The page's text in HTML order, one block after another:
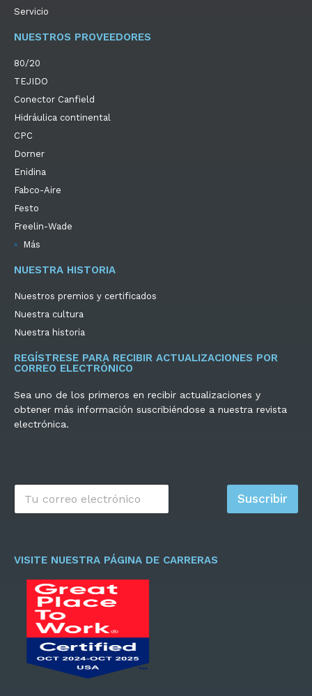
Servicio
NUESTROS PROVEEDORES
80/20
TEJIDO
Conector Canfield
Hidráulica continental
CPC
Dorner
Enidina
Fabco-Aire
Festo
Freelin-Wade
Más
NUESTRA HISTORIA
Nuestros premios y certificados
Nuestra cultura
Nuestra historia
REGÍSTRESE PARA RECIBIR ACTUALIZACIONES POR
CORREO ELECTRÓNICO
Sea uno de los primeros en recibir actualizaciones y
obtener más información suscribiéndose a nuestra revista
electrónica.
C
r
o
Suscribir
VISITE NUESTRA PÁGINA DE CARRERAS